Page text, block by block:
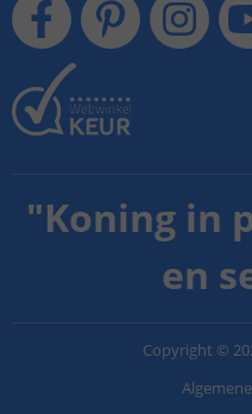
"Koning in
en
Copyright ©